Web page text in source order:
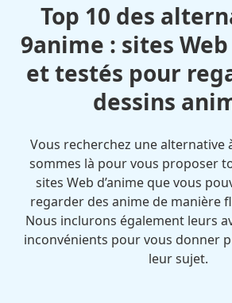
Top 10 des
9anime : sites
et testés pour
dessins
Vous recherchez une alternative
sommes là pour vous proposer
sites Web d’anime que vous
regarder des anime de manière
Nous inclurons également leurs
inconvénients pour vous donner
leur sujet.